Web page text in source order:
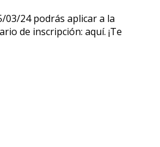
03/24 podrás aplicar a la
de inscripción: aquí. ¡Te